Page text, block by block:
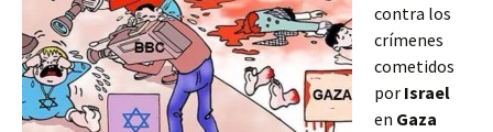
contra los
crímenes
cometidos
por Israel
en Gaza